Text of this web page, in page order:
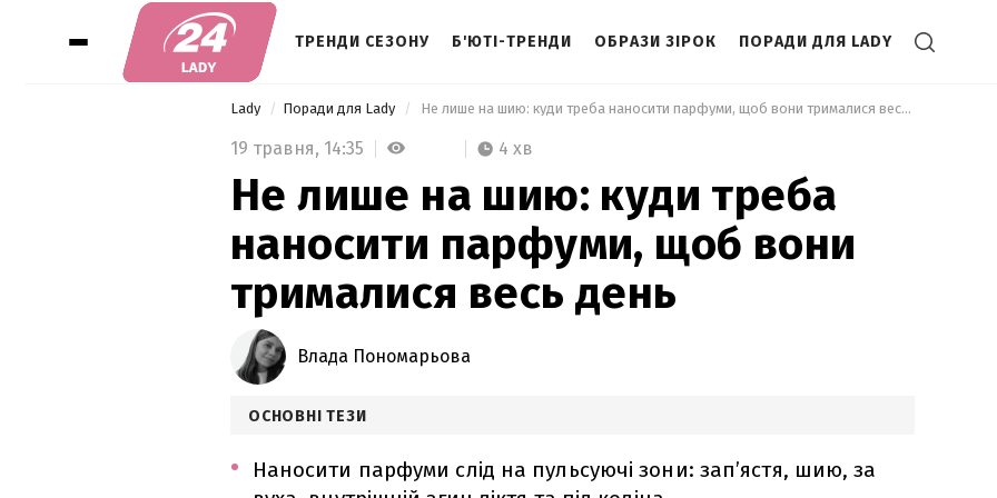
ТРЕНДИ СЕЗОНУ Б'ЮТІ-ТРЕНДИ ОБРАЗИ ЗІРОК ПОРАДИ ДЛЯ LADY
Lady Поради для Lady Не лише на шию: куди треба наносити парфуми, щоб вони трималися весь день
19 травня, 14:35 4 хв
Не лише на шию: куди треба
наносити парфуми, щоб вони
трималися весь день
Влада Пономарьова
ОСНОВНІ ТЕЗИ
Наносити парфуми слід на пульсуючі зони: зап’ястя, шию, за